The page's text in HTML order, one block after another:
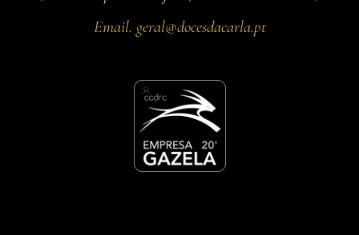
Email. geral@docesdacarla.pt